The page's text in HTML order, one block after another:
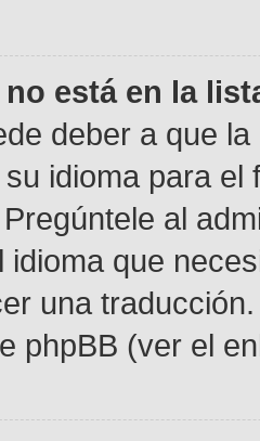
no está en la
deber a que
idioma para
al
idioma que
una
phpBB (ver el